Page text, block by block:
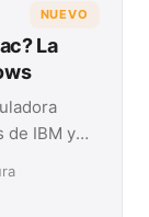
NUEVO
La
de IBM y